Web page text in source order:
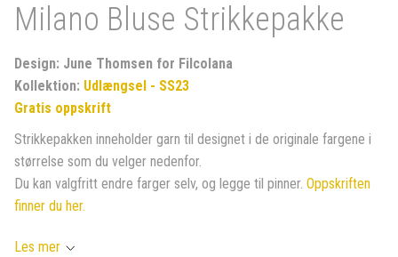
Milano Bluse Strikkepakke
Design: June Thomsen for Filcolana
Kollektion: Udlængsel - SS23
Gratis oppskrift
Strikkepakken inneholder garn til designet i de originale fargene i
størrelse som du velger nedenfor.
Du kan valgfritt endre farger selv, og legge til pinner. Oppskriften
finner du her.
Les mer